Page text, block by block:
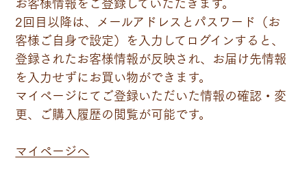
2回目以降は、メールアドレスとパスワード（お
客様ご自身で設定）を入力してログインすると、
登録されたお客様情報が反映され、お届け先情報
を入力せずにお買い物ができます。
マイページにてご登録いただいた情報の確認・変
更、ご購入履歴の閲覧が可能です。
マイページへ